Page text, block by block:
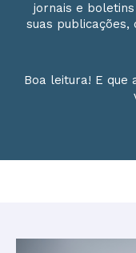
jornais e
suas
Boa leitura! E que